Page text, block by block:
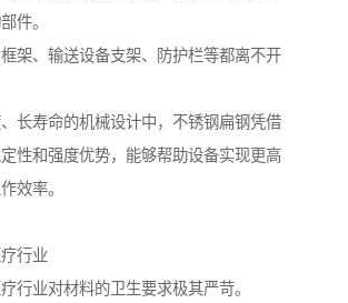
件。
架、输送设备支架、防护栏等都离不开
长寿命的机械设计中，不锈钢扁钢凭借
性和强度优势，能够帮助设备实现更高
效率。
行业
行业对材料的卫生要求极其严苛。